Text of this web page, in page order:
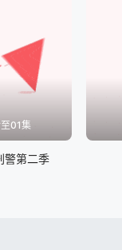
01集
警第二季